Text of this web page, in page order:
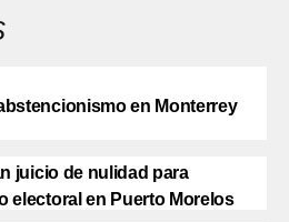
en Monterrey
juicio de nulidad para
electoral en Puerto Morelos